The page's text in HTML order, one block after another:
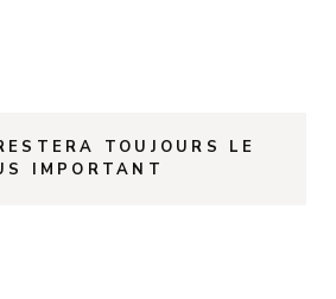
TOUJOURS LE
IMPORTANT